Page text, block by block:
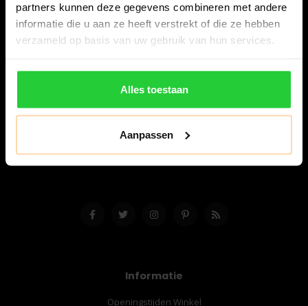
partners kunnen deze gegevens combineren met andere
informatie die u aan ze heeft verstrekt of die ze hebben
verzameld op basis van uw gebruik van hun services.
Alles toestaan
Aanpassen
Bespanracket.nl is dé racketspecialist van Lelystad en
omstreken.
8224 AA Lelystad
06-57276080
info@bespanracket.nl
Informatie
Openingstijden Winkel